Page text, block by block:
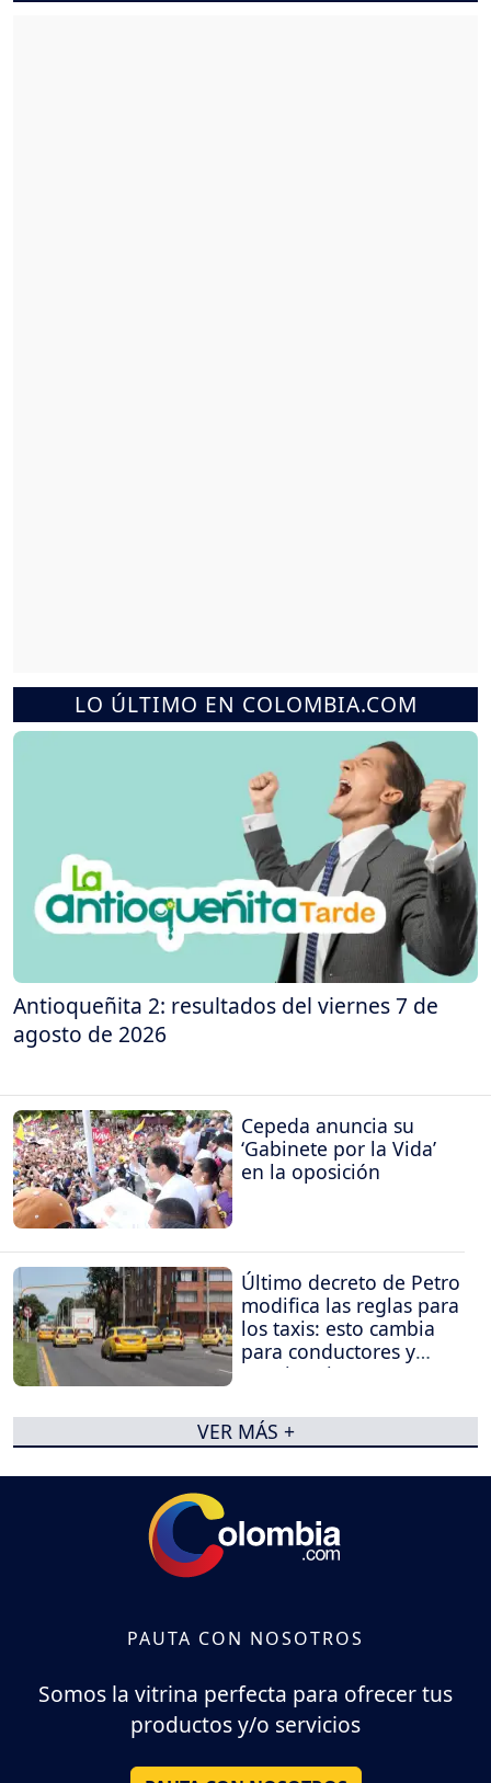
LO ÚLTIMO EN COLOMBIA.COM
Antioqueñita 2: resultados del viernes 7 de
agosto de 2026
Cepeda anuncia su
‘Gabinete por la Vida’
en la oposición
Último decreto de Petro
modifica las reglas para
los taxis: esto cambia
para conductores y
propietarios
VER MÁS +
PAUTA CON NOSOTROS
Somos la vitrina perfecta para ofrecer tus
productos y/o servicios